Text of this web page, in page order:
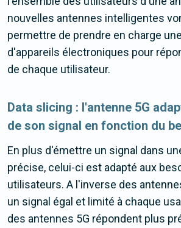
nouvelles antennes intelligentes
permettre de prendre en charge
d'appareils électroniques pour
de chaque utilisateur.
Data slicing : l'antenne 5G
de son signal en fonction du
En plus d'émettre un signal dans
précise, celui-ci est adapté aux
utilisateurs. A l'inverse des
un signal égal et limité à chaque
des antennes 5G répondent plus